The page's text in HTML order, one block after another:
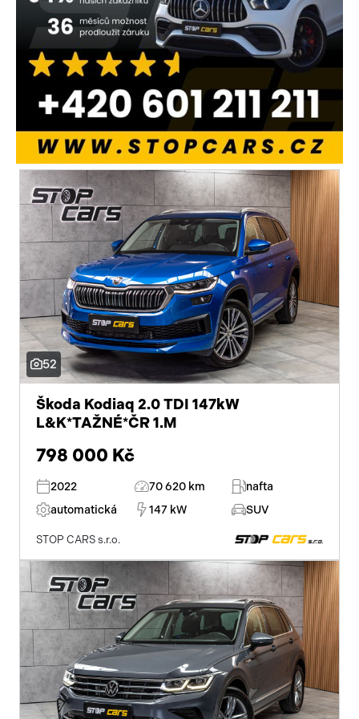
el. dovírání dveří
nezávislé topení
bluetooth
palubní počítač
USB
digitální přístrojový štít
autorádio
multifunkční volant
nastavitelný volant
výškově nastavitelné sedadlo řidiče
vyhřívaná sedadla
el. seřiditelná sedadla
zadní stěrač
alu kola
el. sklopná zrcátka
senzor stěračů
el. přední okna
el. okna
tónovaná skla
52
Škoda Kodiaq 2.0 TDI 147kW
L&K*TAŽNÉ*ČR 1.M
798 000 Kč
2022 70 620 km
nafta
automatická
147 kW SUV
STOP CARS s.r.o.